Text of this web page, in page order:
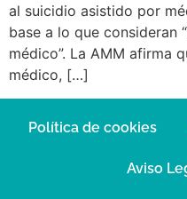
al suicidio asistido por
base a lo que consideran
médico”. La AMM afirma
médico, […]
Política de cookies
Aviso